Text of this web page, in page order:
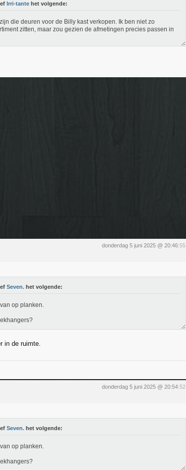
Irri-tante het volgende:
die deuren voor de Billy kast verkopen. Ik ben niet zo
zitten, maar zou gezien de afmetingen precies passen in
donderdag 5 juni 2025 @ 20:46:55
Seven. het volgende:
op planken.
in de ruimte.
donderdag 5 juni 2025 @ 20:54:52
Seven. het volgende:
op planken.